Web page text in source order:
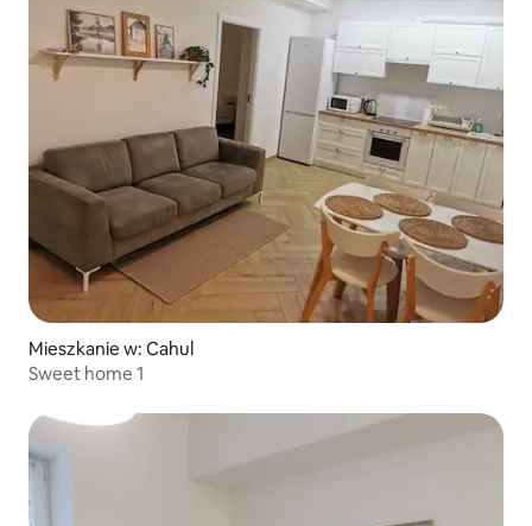
Mieszkanie w: Cahul
Sweet home 1